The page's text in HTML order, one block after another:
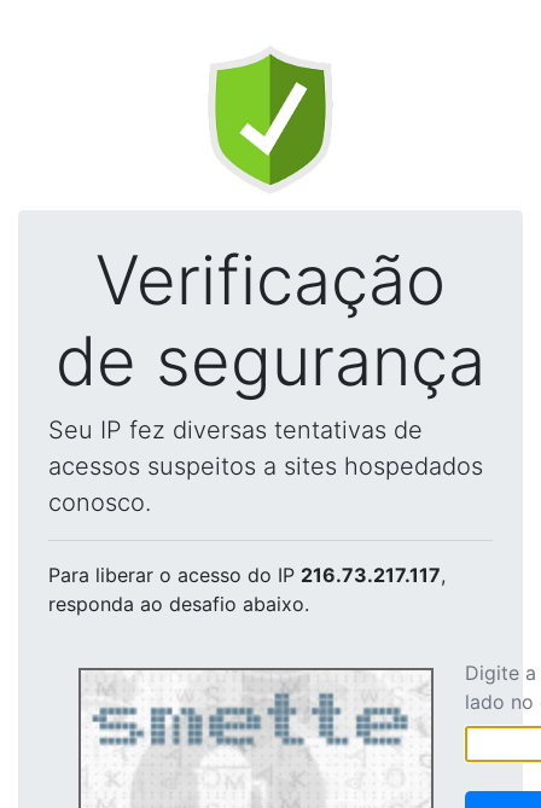
Verificação
de segurança
Seu IP fez diversas tentativas de
acessos suspeitos a sites hospedados
conosco.
Para liberar o acesso do IP 216.73.217.117,
responda ao desafio abaixo.
Digite
lado no